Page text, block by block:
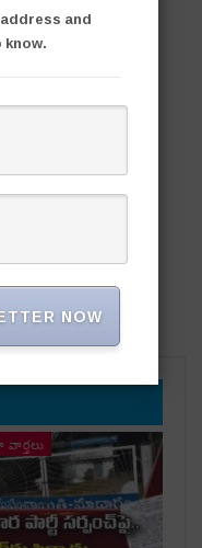
and
NOW